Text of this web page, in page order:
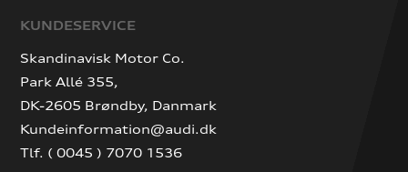
KUNDESERVICE
Skandinavisk Motor Co.
Park Allé 355,
DK-2605 Brøndby, Danmark
Kundeinformation@audi.dk
Tlf. ( 0045 ) 7070 1536